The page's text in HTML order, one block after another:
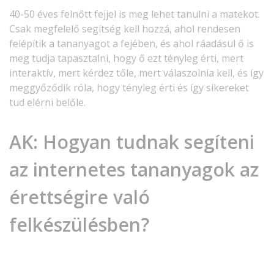
40-50 éves felnőtt fejjel is meg lehet tanulni a matekot.
Csak megfelelő segítség kell hozzá, ahol rendesen
felépítik a tananyagot a fejében, és ahol ráadásul ő is
meg tudja tapasztalni, hogy ő ezt tényleg érti, mert
interaktív, mert kérdez tőle, mert válaszolnia kell, és így
meggyőződik róla, hogy tényleg érti és így sikereket
tud elérni belőle.
AK: Hogyan tudnak segíteni
az internetes tananyagok az
érettségire való
felkészülésben?